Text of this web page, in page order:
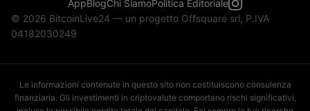
AppBlogChi SiamoPolitica Editoriale
© 2026 BitcoinLive24 — un progetto Offsquare srl, P.IVA
04182030249
Le informazioni contenute in questo sito non costituiscono consulenza
finanziaria. Gli investimenti in criptovalute comportano rischi significativi,